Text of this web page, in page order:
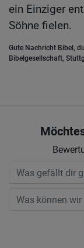
ein Einziger
Söhne fielen.
Gute Nachricht Bibel,
Bibelgesellschaft,